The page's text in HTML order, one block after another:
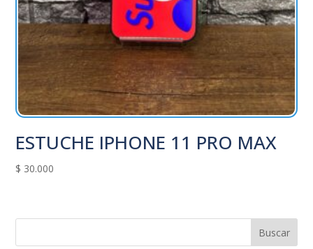
ESTUCHE IPHONE 11 PRO MAX
$ 30.000
Buscar